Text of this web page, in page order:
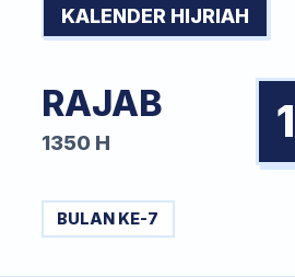
KALENDER HIJRIAH
RAJAB
1350 H
BULAN KE-7